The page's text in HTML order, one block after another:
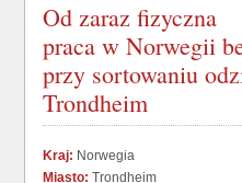
Od zaraz fizyczna
praca w Norwegii
przy sortowaniu
Trondheim
Kraj: Norwegia
Miasto: Trondheim